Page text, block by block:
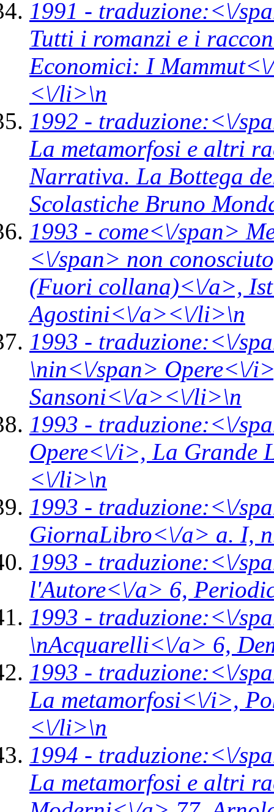
1991 - traduzione:<\/
Tutti i romanzi e i
Economici: I
<\/li>\n
1992 - traduzione:<\/
La metamorfosi e altri
Narrativa. La Bottega
Scolastiche Bruno
1993 - come<\/span>
<\/span> non
(Fuori collana)<\/a>,
Agostini<\/a><\/li>\n
1993 - traduzione:<\/
\nin<\/span> Opere<\/
Sansoni<\/a><\/li>\n
1993 - traduzione:<\/
Opere<\/i>, La Grande
<\/li>\n
1993 - traduzione:<\/
GiornaLibro<\/a> a. I,
1993 - traduzione:<\/
l'Autore<\/a> 6,
1993 - traduzione:<\/
\nAcquarelli<\/a> 6,
1993 - traduzione:<\/
La metamorfosi<\/i>,
<\/li>\n
1994 - traduzione:<\/
La metamorfosi e altri